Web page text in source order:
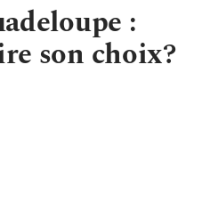
:
son choix?